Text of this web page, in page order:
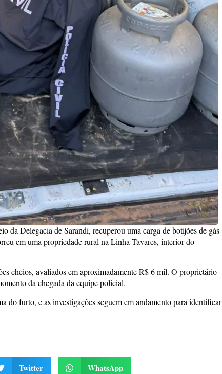
da Delegacia de Sarandi, recuperou uma carga de botijões de gás
em uma propriedade rural na Linha Tavares, interior do
cheios, avaliados em aproximadamente R$ 6 mil. O proprietário
da chegada da equipe policial.
do furto, e as investigações seguem em andamento para identificar
Twitter WhatsApp